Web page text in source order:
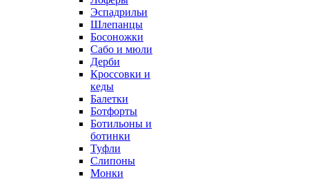
Эспадрильи
Шлепанцы
Босоножки
Сабо и мюли
Дерби
Кроссовки и
кеды
Балетки
Ботфорты
Ботильоны и
ботинки
Туфли
Слипоны
Монки